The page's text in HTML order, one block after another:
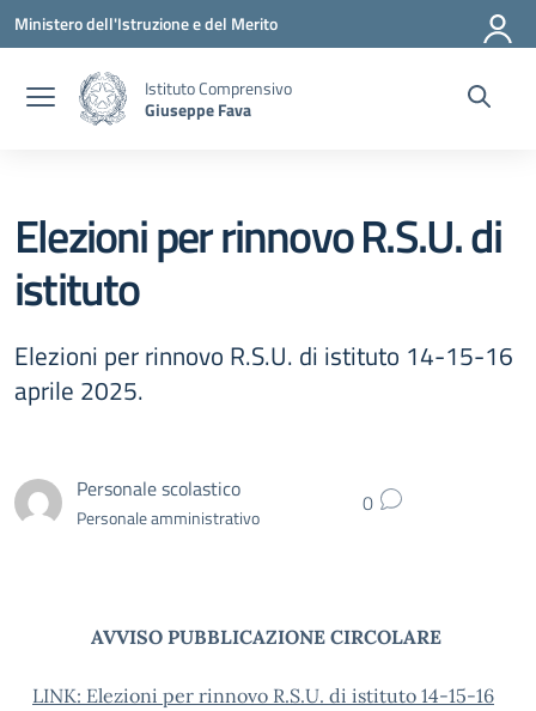
Vai ai contenuti
Vai al menu di navigazione
Vai al footer
Ministero dell'Istruzione e del Merito
Istituto Comprensivo
Giuseppe Fava
Elezioni per rinnovo R.S.U. di
istituto
Elezioni per rinnovo R.S.U. di istituto 14-15-16
aprile 2025.
Personale scolastico
Personale amministrativo 0
AVVISO PUBBLICAZIONE CIRCOLARE
LINK: Elezioni per rinnovo R.S.U. di istituto 14-15-16